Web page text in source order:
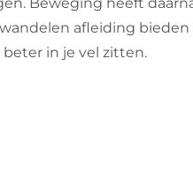
afleiding
in je vel zitten.